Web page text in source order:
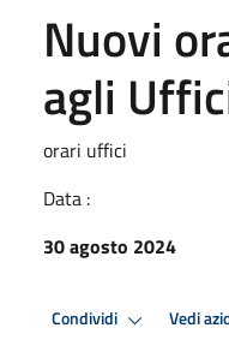
Nuovi
agli
orari uffici
Data :
30 agosto 2024
Condividi Vedi